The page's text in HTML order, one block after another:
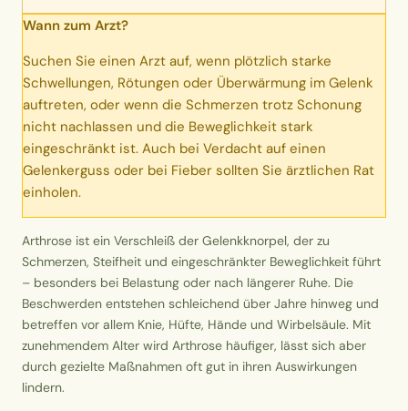
Suche
Erntekorb
Sammelkalender
Blüten-Finder
Vogelstimmen
Gartenplaner
Düngeberater
Wann zum Arzt?
Suchen Sie einen Arzt auf, wenn plötzlich starke
Schwellungen, Rötungen oder Überwärmung im Gelenk
auftreten, oder wenn die Schmerzen trotz Schonung
nicht nachlassen und die Beweglichkeit stark
eingeschränkt ist. Auch bei Verdacht auf einen
Gelenkerguss oder bei Fieber sollten Sie ärztlichen Rat
einholen.
Arthrose ist ein Verschleiß der Gelenkknorpel, der zu
Schmerzen, Steifheit und eingeschränkter Beweglichkeit führt
– besonders bei Belastung oder nach längerer Ruhe. Die
Beschwerden entstehen schleichend über Jahre hinweg und
betreffen vor allem Knie, Hüfte, Hände und Wirbelsäule. Mit
zunehmendem Alter wird Arthrose häufiger, lässt sich aber
durch gezielte Maßnahmen oft gut in ihren Auswirkungen
lindern.